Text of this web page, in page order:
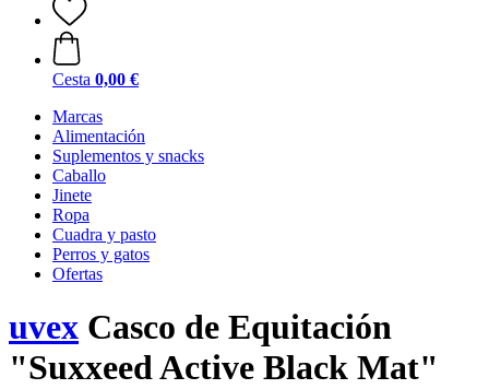
Cesta 0,00 €
Marcas
Alimentación
Suplementos y snacks
Caballo
Jinete
Ropa
Cuadra y pasto
Perros y gatos
Ofertas
uvex Casco de Equitación
"Suxxeed Active Black Mat"